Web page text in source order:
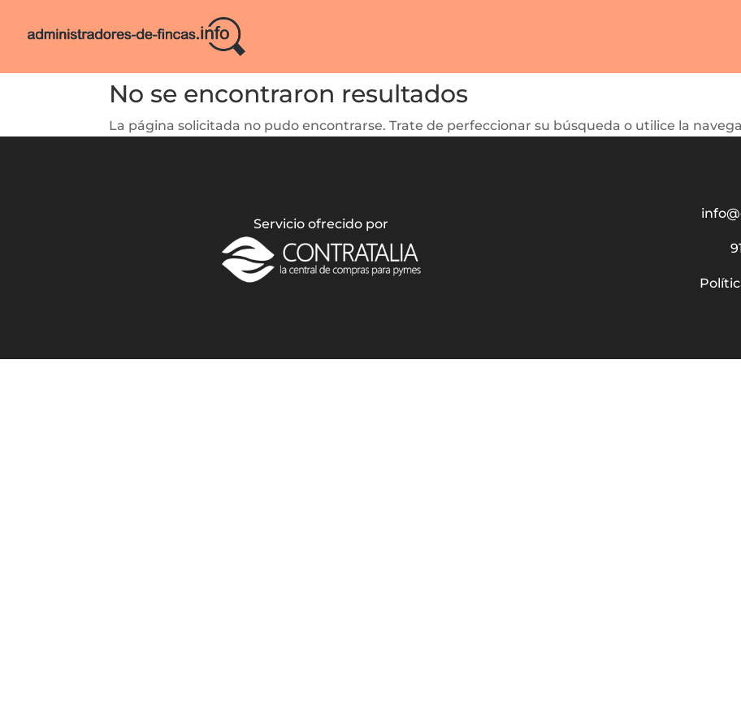
No se encontraron resultados
La página solicitada no pudo encontrarse. Trate de perfeccionar su búsqueda o utilice la
Servicio ofrecido por